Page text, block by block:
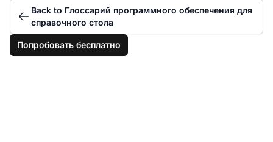
Back to Глоссарий программного обеспечения для
справочного стола
Попробовать бесплатно